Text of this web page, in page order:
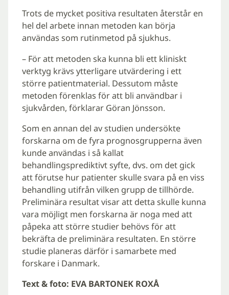
Trots de mycket positiva resultaten återstår en
hel del arbete innan metoden kan börja
användas som rutinmetod på sjukhus.
– För att metoden ska kunna bli ett kliniskt
verktyg krävs ytterligare utvärdering i ett
större patientmaterial. Dessutom måste
metoden förenklas för att bli användbar i
sjukvården, förklarar Göran Jönsson.
Som en annan del av studien undersökte
forskarna om de fyra prognosgrupperna även
kunde användas i så kallat
behandlingsprediktivt syfte, dvs. om det gick
att förutse hur patienter skulle svara på en viss
behandling utifrån vilken grupp de tillhörde.
Preliminära resultat visar att detta skulle kunna
vara möjligt men forskarna är noga med att
påpeka att större studier behövs för att
bekräfta de preliminära resultaten. En större
studie planeras därför i samarbete med
forskare i Danmark.
Text & foto: EVA BARTONEK ROXÅ